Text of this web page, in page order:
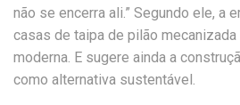
não se encerra ali.” Segundo ele, a
casas de taipa de pilão
moderna. E sugere ainda a
como alternativa sustentável.